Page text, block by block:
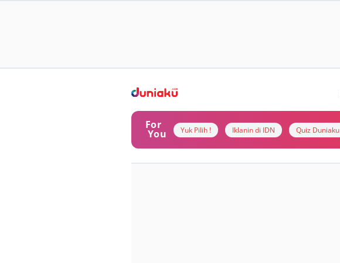
For
You Yuk Pilih ! Iklanin di IDN Quiz Duniaku